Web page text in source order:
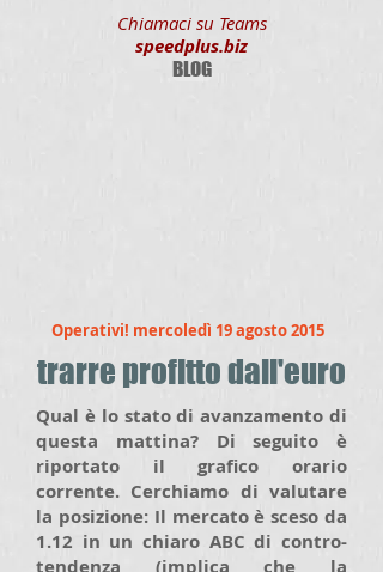
Chiamaci su Teams
speedplus.biz
BLOG
Operativi! mercoledì 19 agosto 2015
trarre profitto dall'euro
Qual è lo stato di avanzamento di
questa mattina? Di seguito è
riportato il grafico orario
corrente. Cerchiamo di valutare
la posizione: Il mercato è sceso da
1.12 in un chiaro ABC di contro-
tendenza (implica che la